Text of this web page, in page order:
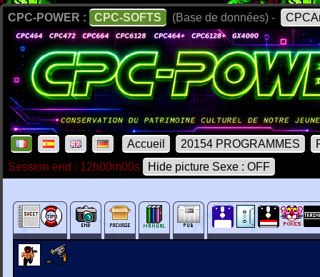
CPC-POWER : CPC-SOFTS (Base de données) -
Accueil 20154 PROGRAMMES
Session end : 12h00m00s
Hide picture Sexe : OFF